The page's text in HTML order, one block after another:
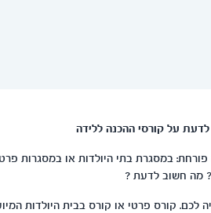
על קורסי ההכנה ללידה
במסגרת בתי היולדות או במסגרות
מה חשוב לדעת ?
לכם. קורס פרטי או קורס בבית היולדות